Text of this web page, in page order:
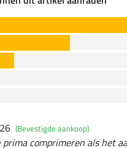
(Bevestigde aankoop)
comprimeren als het